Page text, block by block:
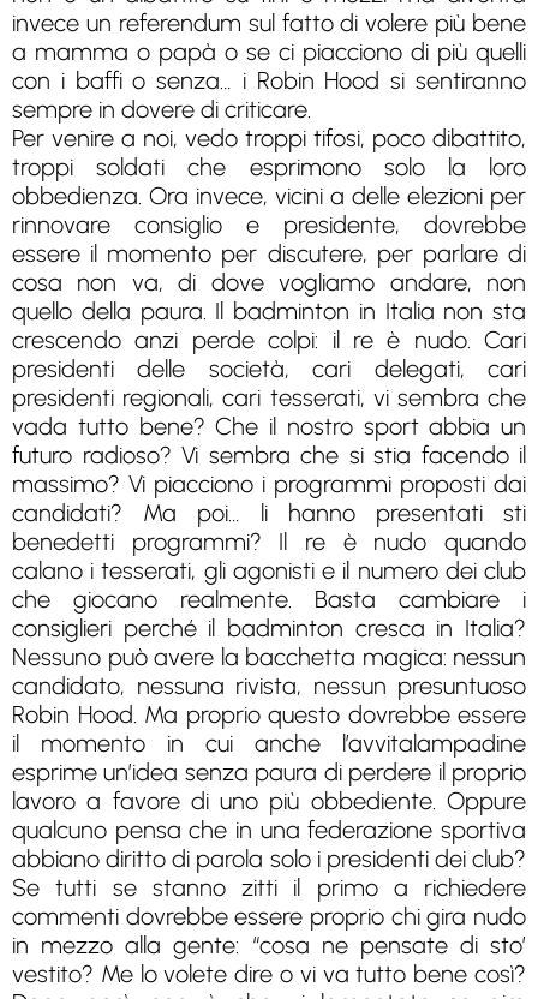
invece un referendum sul fatto di volere più bene
a mamma o papà o se ci piacciono di più quelli
con i baffi o senza… i Robin Hood si sentiranno
sempre in dovere di criticare.
Per venire a noi, vedo troppi tifosi, poco dibattito,
troppi soldati che esprimono solo la loro
obbedienza. Ora invece, vicini a delle elezioni per
rinnovare consiglio e presidente, dovrebbe
essere il momento per discutere, per parlare di
cosa non va, di dove vogliamo andare, non
quello della paura. Il badminton in Italia non sta
crescendo anzi perde colpi: il re è nudo. Cari
presidenti delle società, cari delegati, cari
presidenti regionali, cari tesserati, vi sembra che
vada tutto bene? Che il nostro sport abbia un
futuro radioso? Vi sembra che si stia facendo il
massimo? Vi piacciono i programmi proposti dai
candidati? Ma poi… li hanno presentati sti
benedetti programmi? Il re è nudo quando
calano i tesserati, gli agonisti e il numero dei club
che giocano realmente. Basta cambiare i
consiglieri perché il badminton cresca in Italia?
Nessuno può avere la bacchetta magica: nessun
candidato, nessuna rivista, nessun presuntuoso
Robin Hood. Ma proprio questo dovrebbe essere
il momento in cui anche l’avvitalampadine
esprime un’idea senza paura di perdere il proprio
lavoro a favore di uno più obbediente. Oppure
qualcuno pensa che in una federazione sportiva
abbiano diritto di parola solo i presidenti dei club?
Se tutti se stanno zitti il primo a richiedere
commenti dovrebbe essere proprio chi gira nudo
in mezzo alla gente: “cosa ne pensate di sto’
vestito? Me lo volete dire o vi va tutto bene così?